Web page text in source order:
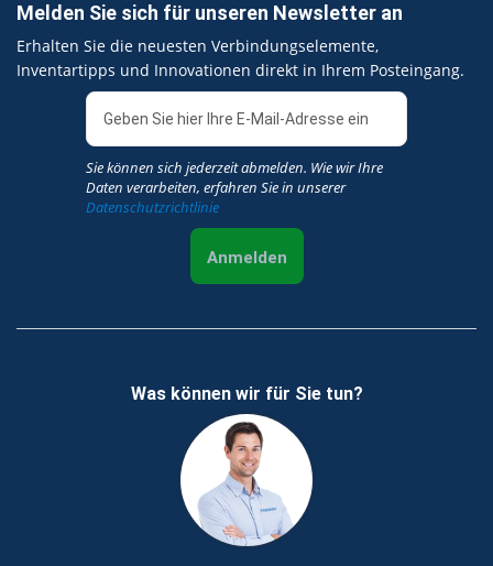
Melden Sie sich für unseren Newsletter an
Erhalten Sie die neuesten Verbindungselemente,
Inventartipps und Innovationen direkt in Ihrem Posteingang.
Sie können sich jederzeit abmelden. Wie wir Ihre
Daten verarbeiten, erfahren Sie in unserer
Datenschutzrichtlinie
Anmelden
Was können wir für Sie tun?